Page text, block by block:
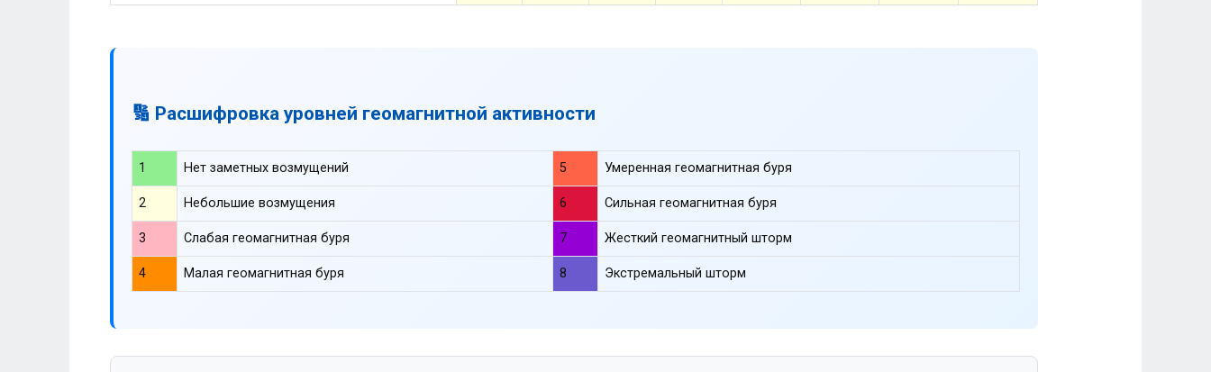
🔢 Расшифровка уровней геомагнитной активности
1 Нет заметных возмущений 5 Умеренная геомагнитная буря
2 Небольшие возмущения 6 Сильная геомагнитная буря
3 Слабая геомагнитная буря 7 Жесткий геомагнитный шторм
4 Малая геомагнитная буря 8 Экстремальный шторм